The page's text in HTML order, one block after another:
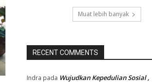
Muat lebih banyak
RECENT COMMENTS
Indra pada Wujudkan Kepedulian Sosial ,